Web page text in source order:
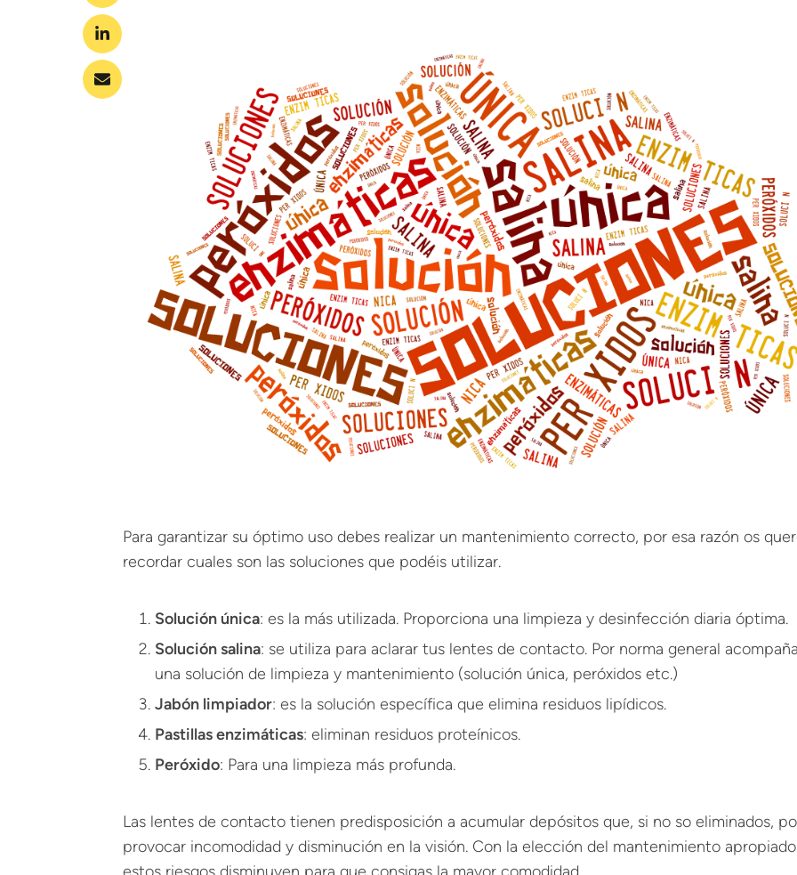
Para garantizar su óptimo uso debes realizar un mantenimiento correcto, por esa razón os
recordar cuales son las soluciones que podéis utilizar.
Solución única: es la más utilizada. Proporciona una limpieza y desinfección diaria óptima.
Solución salina: se utiliza para aclarar tus lentes de contacto. Por norma general
una solución de limpieza y mantenimiento (solución única, peróxidos etc.)
Jabón limpiador: es la solución específica que elimina residuos lipídicos.
Pastillas enzimáticas: eliminan residuos proteínicos.
Peróxido: Para una limpieza más profunda.
Las lentes de contacto tienen predisposición a acumular depósitos que, si no so eliminados,
provocar incomodidad y disminución en la visión. Con la elección del mantenimiento apropiado